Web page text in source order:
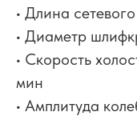
• Длина
• Диаметр
• Скорость
мин
• Амплитуда